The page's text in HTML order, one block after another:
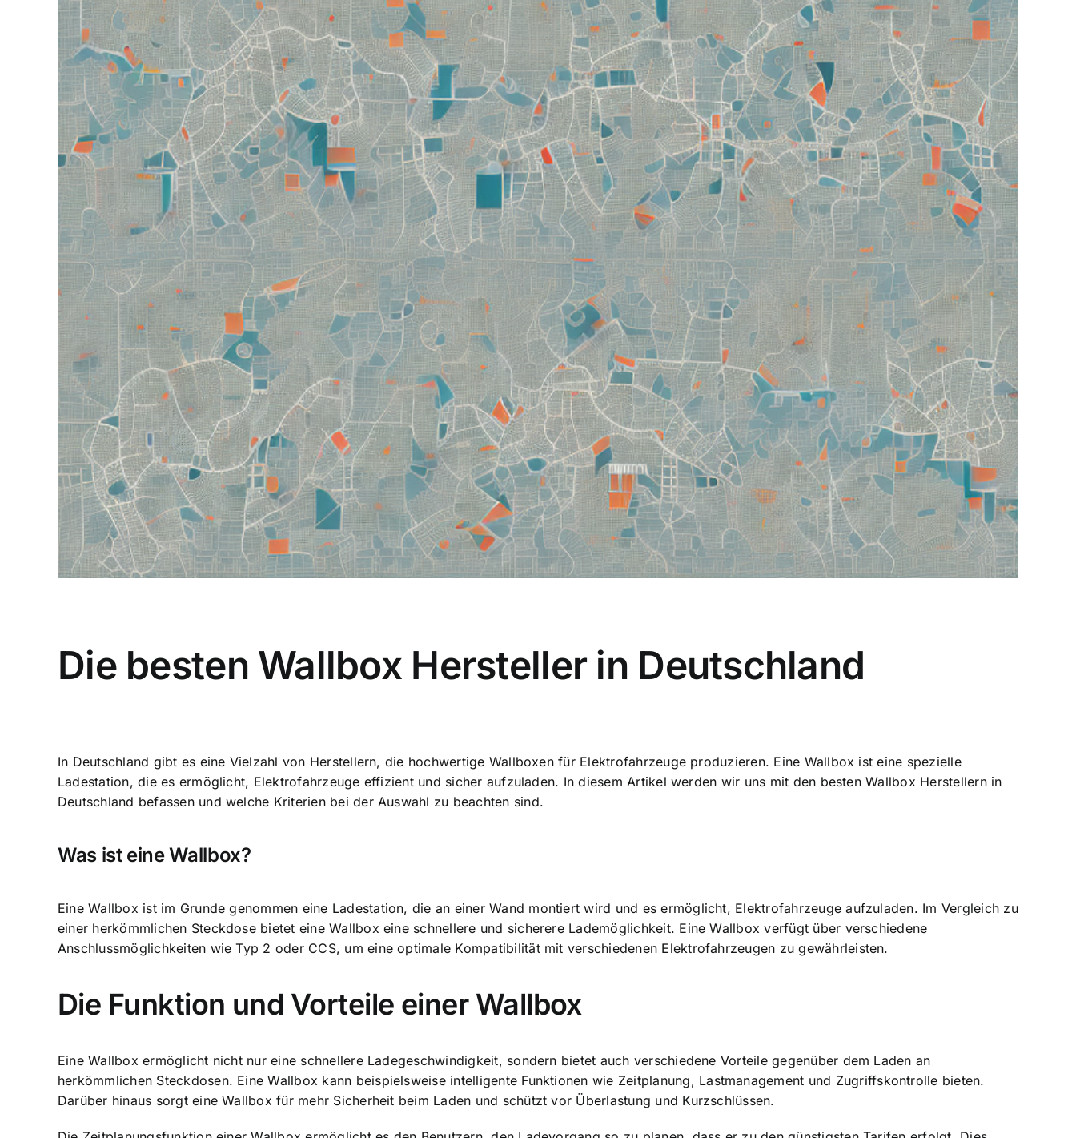
Die besten Wallbox Hersteller in Deutschland
In Deutschland gibt es eine Vielzahl von Herstellern, die hochwertige Wallboxen für Elektrofahrzeuge produzieren. Eine Wallbox ist eine spezielle
Ladestation, die es ermöglicht, Elektrofahrzeuge effizient und sicher aufzuladen. In diesem Artikel werden wir uns mit den besten Wallbox Herstellern in
Deutschland befassen und welche Kriterien bei der Auswahl zu beachten sind.
Was ist eine Wallbox?
Eine Wallbox ist im Grunde genommen eine Ladestation, die an einer Wand montiert wird und es ermöglicht, Elektrofahrzeuge aufzuladen. Im Vergleich zu
einer herkömmlichen Steckdose bietet eine Wallbox eine schnellere und sicherere Lademöglichkeit. Eine Wallbox verfügt über verschiedene
Anschlussmöglichkeiten wie Typ 2 oder CCS, um eine optimale Kompatibilität mit verschiedenen Elektrofahrzeugen zu gewährleisten.
Die Funktion und Vorteile einer Wallbox
Eine Wallbox ermöglicht nicht nur eine schnellere Ladegeschwindigkeit, sondern bietet auch verschiedene Vorteile gegenüber dem Laden an
herkömmlichen Steckdosen. Eine Wallbox kann beispielsweise intelligente Funktionen wie Zeitplanung, Lastmanagement und Zugriffskontrolle bieten.
Darüber hinaus sorgt eine Wallbox für mehr Sicherheit beim Laden und schützt vor Überlastung und Kurzschlüssen.